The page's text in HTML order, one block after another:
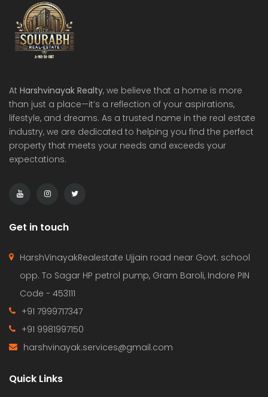
At Harshvinayak Realty, we believe that a home is more
than just a place—it’s a reflection of your aspirations,
lifestyle, and dreams. As a trusted name in the real estate
industry, we are dedicated to helping you find the perfect
property that meets your needs and exceeds your
expectations.
Get in touch
HarshVinayakRealestate Ujjain road near Govt. school
opp. To Sagar HP petrol pump, Gram Baroli, Indore PIN
Code - 453111
+91 7999717347
+91 9981997150
harshvinayak.services@gmail.com
Quick Links